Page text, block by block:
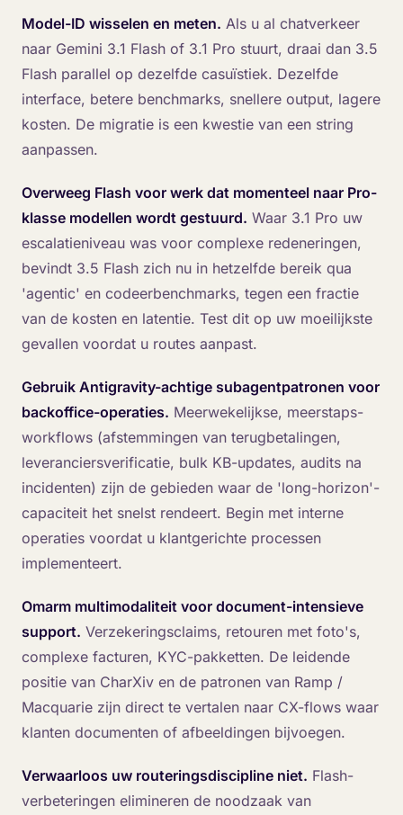
Model-ID wisselen en meten. Als u al chatverkeer
naar Gemini 3.1 Flash of 3.1 Pro stuurt, draai dan 3.5
Flash parallel op dezelfde casuïstiek. Dezelfde
interface, betere benchmarks, snellere output, lagere
kosten. De migratie is een kwestie van een string
aanpassen.
Overweeg Flash voor werk dat momenteel naar Pro-
klasse modellen wordt gestuurd. Waar 3.1 Pro uw
escalatieniveau was voor complexe redeneringen,
bevindt 3.5 Flash zich nu in hetzelfde bereik qua
'agentic' en codeerbenchmarks, tegen een fractie
van de kosten en latentie. Test dit op uw moeilijkste
gevallen voordat u routes aanpast.
Gebruik Antigravity-achtige subagentpatronen voor
backoffice-operaties. Meerwekelijkse, meerstaps-
workflows (afstemmingen van terugbetalingen,
leveranciersverificatie, bulk KB-updates, audits na
incidenten) zijn de gebieden waar de 'long-horizon'-
capaciteit het snelst rendeert. Begin met interne
operaties voordat u klantgerichte processen
implementeert.
Omarm multimodaliteit voor document-intensieve
support. Verzekeringsclaims, retouren met foto's,
complexe facturen, KYC-pakketten. De leidende
positie van CharXiv en de patronen van Ramp /
Macquarie zijn direct te vertalen naar CX-flows waar
klanten documenten of afbeeldingen bijvoegen.
Verwaarloos uw routeringsdiscipline niet. Flash-
verbeteringen elimineren de noodzaak van